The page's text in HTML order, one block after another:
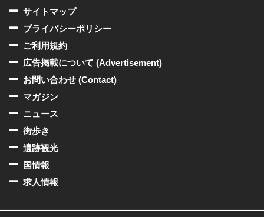
サイトマップ
プライバシーポリシー
ご利用規約
広告掲載について (Advertisement)
お問い合わせ (Contact)
マガジン
ニュース
街歩き
遺跡観光
国情報
求人情報